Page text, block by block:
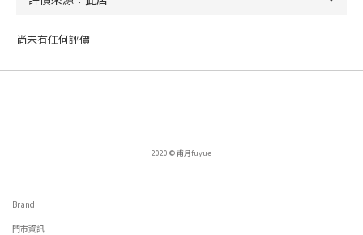
尚未有任何評價
2020 © 甫月fuyue
Brand
門市資訊